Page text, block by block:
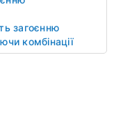
загоєнню
комбінації